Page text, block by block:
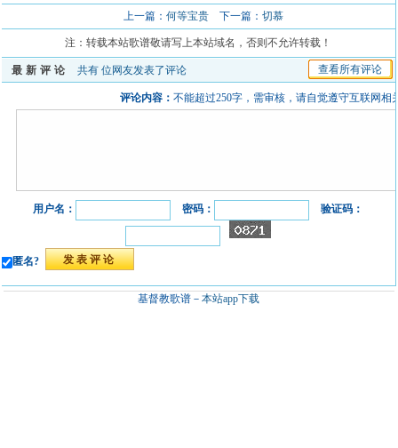
上一篇： 何等宝贵下一篇： 切慕
注：转载本站歌谱敬请写上本站域名，否则不允许转载！
最新评论 共有位网友发表了评论 查看所有评论
评论内容：不能超过250字，需审核，请自觉遵守互联网相
用户名： 密码： 验证码：
匿名?
基督教歌谱－本站app下载